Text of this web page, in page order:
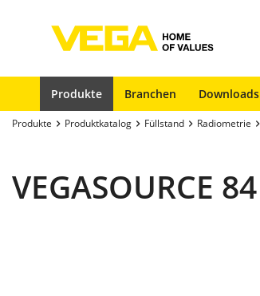
Produkte Branchen Downloads
Produkte Produktkatalog Füllstand Radiometrie
VEGASOURCE 84